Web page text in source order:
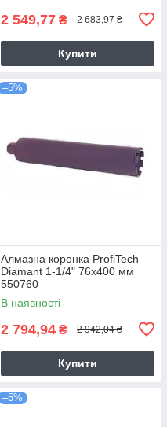
2 549,77 ₴ 2 683,97 ₴
Купити
–5%
Алмазна коронка ProfiTech
Diamant 1-1/4" 76x400 мм
550760
В наявності
2 794,94 ₴ 2 942,04 ₴
Купити
–5%